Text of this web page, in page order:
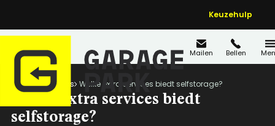
Keuzehulp
Mailen Bellen
Home Nieuws Welke extra services biedt selfstorage?
Welke extra services biedt
selfstorage?